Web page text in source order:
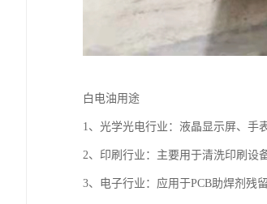
白电油用途
1、光学光电行业：液晶显示屏、手
2、印刷行业：主要用于清洗印刷设
3、电子行业：应用于PCB助焊剂残